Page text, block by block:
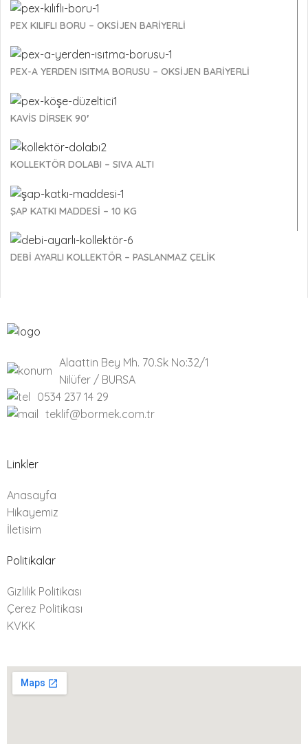
PEX KILIFLI BORU – OKSİJEN BARİYERLİ
PEX-A YERDEN ISITMA BORUSU – OKSİJEN BARİYERLİ
KAVİS DİRSEK 90′
KOLLEKTÖR DOLABI – SIVA ALTI
ŞAP KATKI MADDESİ – 10 KG
DEBİ AYARLI KOLLEKTÖR – PASLANMAZ ÇELİK
Alaattin Bey Mh. 70.Sk No:32/1
Nilüfer / BURSA
0534 237 14 29
teklif@bormek.com.tr
Linkler
Anasayfa
Hikayemiz
İletisim
Politikalar
Gizlilik Politikası
Çerez Politikası
KVKK